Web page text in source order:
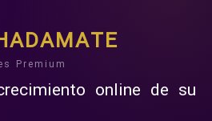
Premium
online de su